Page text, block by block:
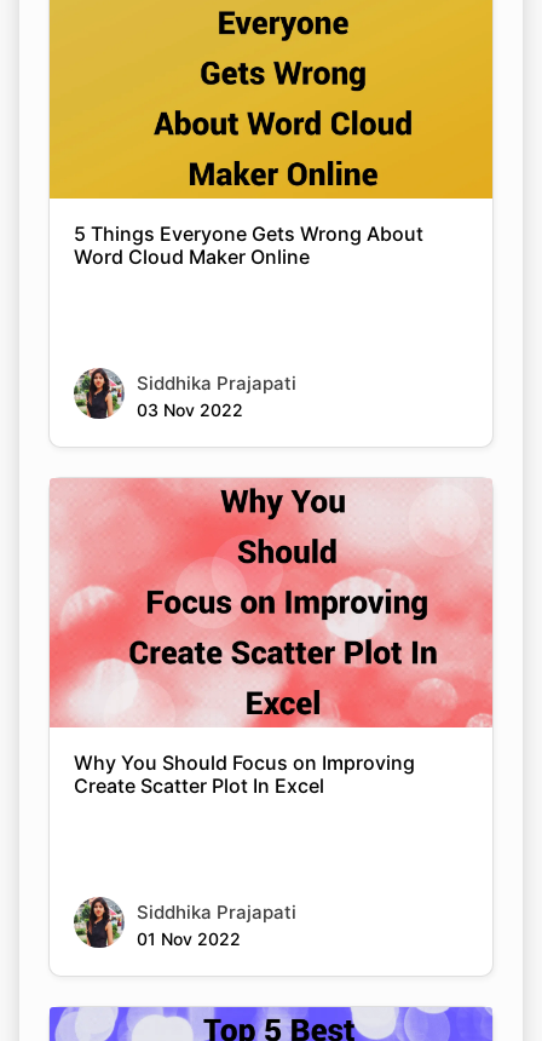
5 Things Everyone Gets Wrong About
Word Cloud Maker Online
Siddhika Prajapati
03 Nov 2022
Why You Should Focus on Improving
Create Scatter Plot In Excel
Siddhika Prajapati
01 Nov 2022